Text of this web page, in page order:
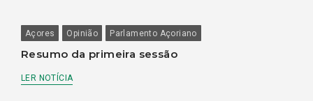
Açores Opinião Parlamento Açoriano
Resumo da primeira sessão
LER NOTÍCIA